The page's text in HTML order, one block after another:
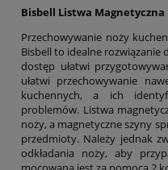
Bisbell Listwa Magnetyczna
Przechowywanie noży
Bisbell to idealne rozwiązanie
dostęp ułatwi
ułatwi przechowywanie
kuchennych, a ich
problemów. Listwa
noży, a magnetyczne szyny
przedmioty. Należy jednak
odkładania noży, aby